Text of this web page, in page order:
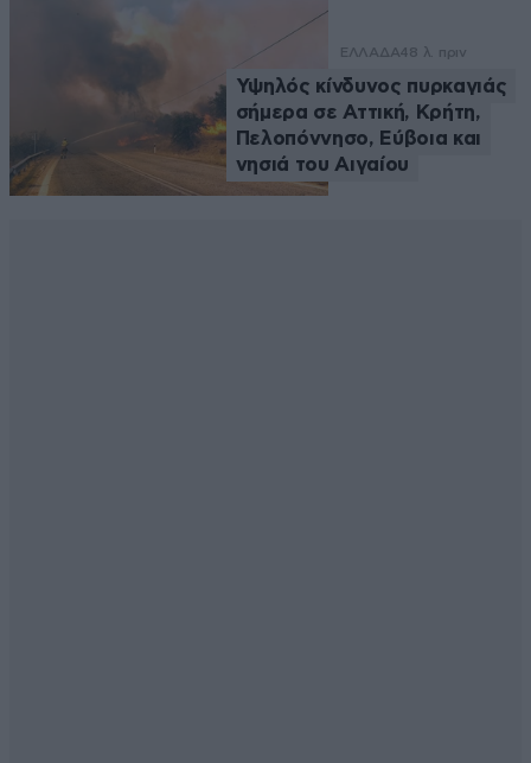
ΕΛΛΑΔΑ48 λ. πριν
Υψηλός κίνδυνος πυρκαγιάς
σήμερα σε Αττική, Κρήτη,
Πελοπόννησο, Εύβοια και
νησιά του Αιγαίου